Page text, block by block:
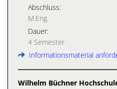
Abschluss:
M.Eng.
Dauer:
4 Semester
Informationsmaterial
Wilhelm Büchner